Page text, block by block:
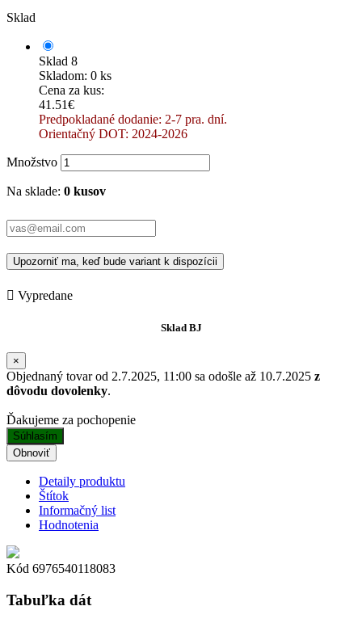
Sklad
Sklad 8
Skladom: 0 ks
Cena za kus:
41.51€
Predpokladané dodanie: 2-7 pra. dní.
Orientačný DOT: 2024-2026
Množstvo
Na sklade: 0 kusov
Upozorniť ma, keď bude variant k dispozícii
 Vypredane
Sklad BJ
×
Objednaný tovar od 2.7.2025, 11:00 sa odošle až 10.7.2025 z
dôvodu dovolenky.
Ďakujeme za pochopenie
Súhlasím
Detaily produktu
Štítok
Informačný list
Hodnotenia
Kód 6976540118083
Tabuľka dát